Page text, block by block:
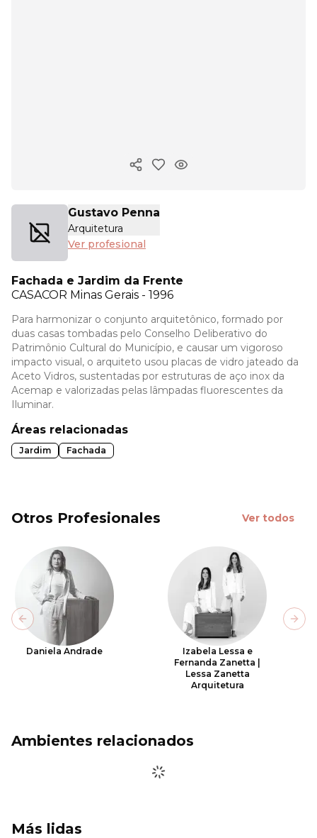
Copiar enlace
Gustavo Penna
Arquitetura
Ver profesional
Fachada e Jardim da Frente
CASACOR Minas Gerais - 1996
Para harmonizar o conjunto arquitetônico, formado por
duas casas tombadas pelo Conselho Deliberativo do
Patrimônio Cultural do Município, e causar um vigoroso
impacto visual, o arquiteto usou placas de vidro jateado da
Aceto Vidros, sustentadas por estruturas de aço inox da
Acemap e valorizadas pelas lâmpadas fluorescentes da
Iluminar.
Áreas relacionadas
Jardim Fachada
Otros Profesionales Ver todos
Daniela Andrade
Izabela Lessa e
Fernanda Zanetta |
Lessa Zanetta
Arquitetura
Previous slide
Ambientes relacionados
Más lidas